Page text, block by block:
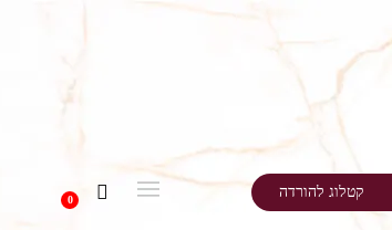
קטלוג להורדה 0